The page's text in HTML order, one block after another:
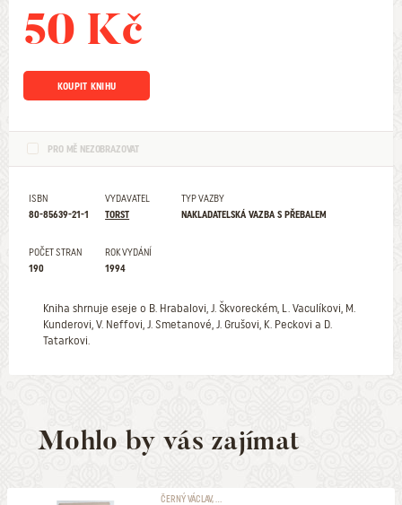
50 Kč
KOUPIT KNIHU
PRO MĚ NEZOBRAZOVAT
ISBN
80-85639-21-1
VYDAVATEL
TORST
TYP VAZBY
NAKLADATELSKÁ VAZBA S PŘEBALEM
POČET STRAN
190
ROK VYDÁNÍ
1994
Kniha shrnuje eseje o B. Hrabalovi, J. Škvoreckém, L. Vaculíkovi, M.
Kunderovi, V. Neffovi, J. Smetanové, J. Grušovi, K. Peckovi a D.
Tatarkovi.
Mohlo by vás zajímat
ČERNÝ VÁCLAV, ...